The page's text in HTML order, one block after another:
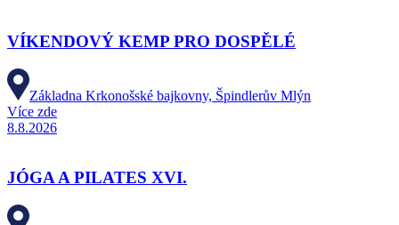
VÍKENDOVÝ KEMP PRO DOSPĚLÉ
Základna Krkonošské bajkovny, Špindlerův Mlýn
Více zde
8.8.2026
JÓGA A PILATES XVI.